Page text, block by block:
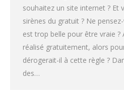
souhaitez un site internet ? Et
sirènes du gratuit ? Ne
est trop belle pour être vraie ?
réalisé gratuitement, alors
dérogerait-il à cette règle ?
des…